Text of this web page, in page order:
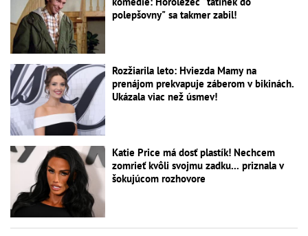
polepšovny" sa takmer zabil!
Rozžiarila leto: Hviezda Mamy na
prenájom prekvapuje záberom v bikinách.
Ukázala viac než úsmev!
Katie Price má dosť plastík! Nechcem
zomrieť kvôli svojmu zadku... priznala v
šokujúcom rozhovore